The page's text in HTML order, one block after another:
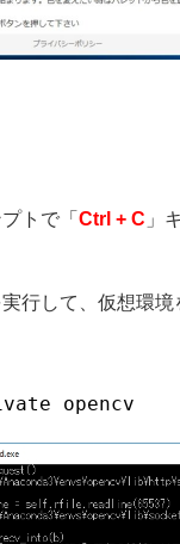
トで「 Ctrl + C 」
行して、仮想環境
opencv